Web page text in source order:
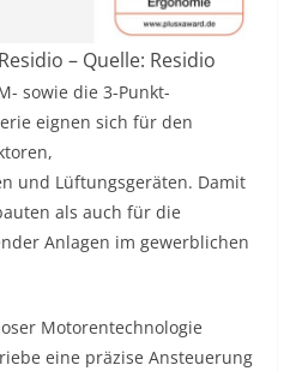
– Quelle: Residio
sowie die 3-Punkt-
eignen sich für den
und Lüftungsgeräten. Damit
als auch für die
Anlagen im gewerblichen
Motorentechnologie
eine präzise Ansteuerung